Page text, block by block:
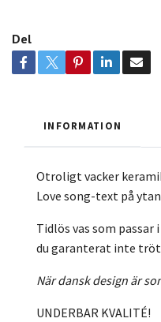
Del
INFORMATION
Otroligt vacker
Love song-text på
Tidlös vas som
du garanterat inte
När dansk design är
UNDERBAR KVALITÉ!